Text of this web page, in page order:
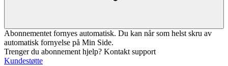
Abonnementet fornyes automatisk. Du kan når som helst skru av
automatisk fornyelse på Min Side.
Trenger du abonnement hjelp? Kontakt support
Kundestøtte